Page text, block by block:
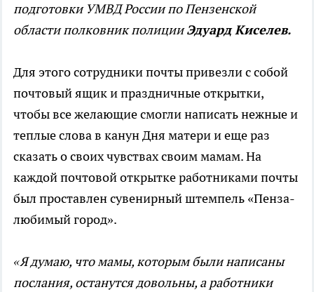
подготовки УМВД России по Пензенской
области полковник полицииЭдуард Киселев.
Для этого сотрудники почты привезли с собой
почтовый ящик и праздничные открытки,
чтобы все желающие смогли написать нежные и
теплые слова в канун Дня матери и еще раз
сказать о своих чувствах своим мамам. На
каждой почтовой открытке работниками почты
был проставлен сувенирный штемпель «Пенза-
любимый город».
«Я думаю, что мамы, которым были написаны
послания, останутся довольны, а работники